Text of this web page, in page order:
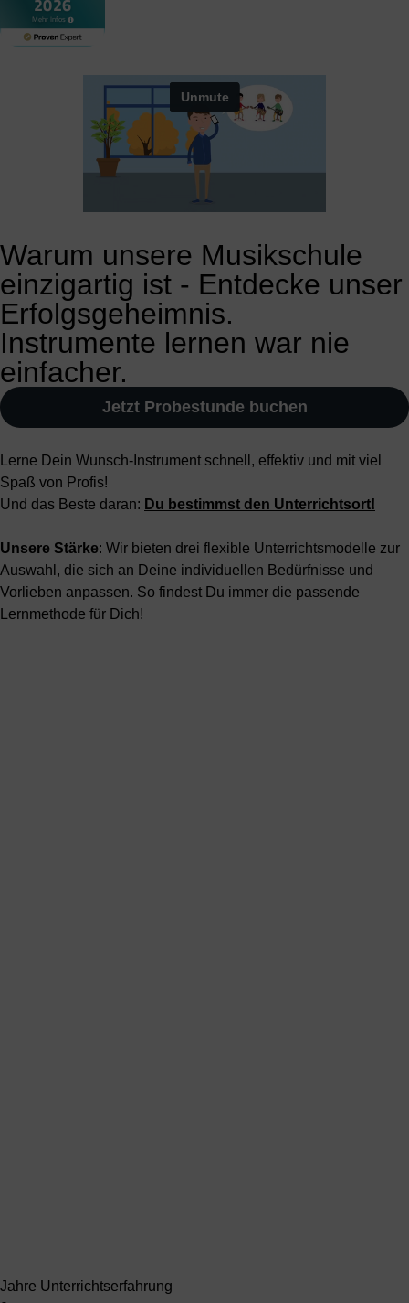
Warum unsere Musikschule
einzigartig ist - Entdecke unser
Erfolgsgeheimnis.
Instrumente lernen war nie
einfacher.
Jetzt Probestunde buchen
Lerne Dein Wunsch-Instrument schnell, effektiv und mit viel
Spaß von Profis!
Und das Beste daran: Du bestimmst den Unterrichtsort!
Unsere Stärke: Wir bieten drei flexible Unterrichtsmodelle zur
Auswahl, die sich an Deine individuellen Bedürfnisse und
Vorlieben anpassen. So findest Du immer die passende
Lernmethode für Dich!
Jahre Unterrichtserfahrung